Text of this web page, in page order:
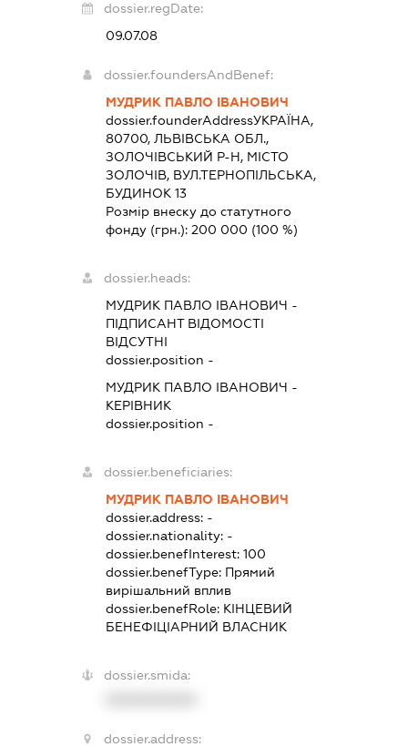
dossier.regDate:
09.07.08
dossier.foundersAndBenef:
МУДРИК ПАВЛО ІВАНОВИЧ
dossier.founderAddressУКРАЇНА,
80700, ЛЬВІВСЬКА ОБЛ.,
ЗОЛОЧІВСЬКИЙ Р-Н, МІСТО
ЗОЛОЧІВ, ВУЛ.ТЕРНОПІЛЬСЬКА,
БУДИНОК 13
Розмір внеску до статутного
фонду (грн.):200 000 (100 %)
dossier.heads:
МУДРИК ПАВЛО ІВАНОВИЧ -
ПІДПИСАНТВІДОМОСТІ
ВІДСУТНІ
dossier.position -
МУДРИК ПАВЛО ІВАНОВИЧ -
КЕРІВНИК
dossier.position -
dossier.beneficiaries:
МУДРИК ПАВЛО ІВАНОВИЧ
dossier.address: -
dossier.nationality: -
dossier.benefInterest:100
dossier.benefType: Прямий
вирішальний вплив
dossier.benefRole: КІНЦЕВИЙ
БЕНЕФІЦІАРНИЙ ВЛАСНИК
dossier.smida:
dossier.address: